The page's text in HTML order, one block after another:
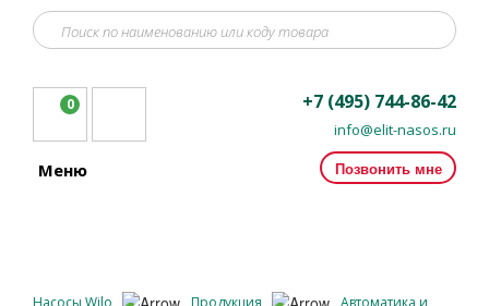
0 +7 (495) 744-86-42
info@elit-nasos.ru
Позвонить мне
Меню
Насосы Wilo Продукция
Автоматика и